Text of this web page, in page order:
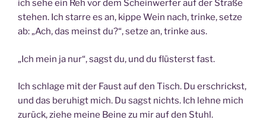
ich sehe ein Reh vor dem Scheinwerfer auf der Straße
stehen. Ich starre es an, kippe Wein nach, trinke, setze
ab: „Ach, das meinst du?“, setze an, trinke aus.
„Ich mein ja nur“, sagst du, und du flüsterst fast.
Ich schlage mit der Faust auf den Tisch. Du erschrickst,
und das beruhigt mich. Du sagst nichts. Ich lehne mich
zurück, ziehe meine Beine zu mir auf den Stuhl.